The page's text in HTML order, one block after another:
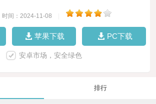
时间：2024-11-08
苹果下载 PC下载
安卓市场，安全绿色
排行